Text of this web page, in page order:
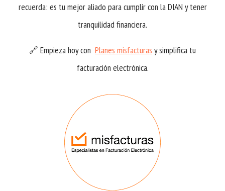
recuerda: es tu mejor aliado para cumplir con la DIAN y tener
tranquilidad financiera.
🔗 Empieza hoy con Planes misfacturas y simplifica tu
facturación electrónica.